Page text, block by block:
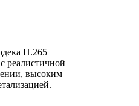
H.265
реалистичной
высоким